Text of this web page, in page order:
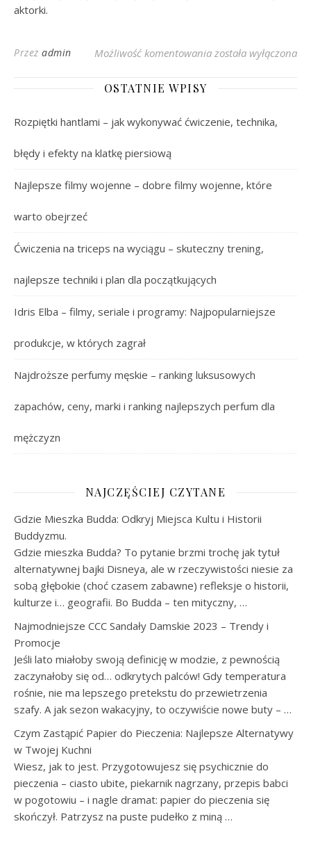
aktorki.
Przez admin Możliwość komentowania Marta Konarska:
została wyłączona
OSTATNIE WPISY
Rozpiętki hantlami – jak wykonywać ćwiczenie, technika,
błędy i efekty na klatkę piersiową
Najlepsze filmy wojenne – dobre filmy wojenne, które
warto obejrzeć
Ćwiczenia na triceps na wyciągu – skuteczny trening,
najlepsze techniki i plan dla początkujących
Idris Elba – filmy, seriale i programy: Najpopularniejsze
produkcje, w których zagrał
Najdroższe perfumy męskie – ranking luksusowych
zapachów, ceny, marki i ranking najlepszych perfum dla
mężczyzn
NAJCZĘŚCIEJ CZYTANE
Gdzie Mieszka Budda: Odkryj Miejsca Kultu i Historii
Buddyzmu.
Gdzie mieszka Budda? To pytanie brzmi trochę jak tytuł
alternatywnej bajki Disneya, ale w rzeczywistości niesie za
sobą głębokie (choć czasem zabawne) refleksje o historii,
kulturze i… geografii. Bo Budda – ten mityczny, …
Najmodniejsze CCC Sandały Damskie 2023 – Trendy i
Promocje
Jeśli lato miałoby swoją definicję w modzie, z pewnością
zaczynałoby się od… odkrytych palców! Gdy temperatura
rośnie, nie ma lepszego pretekstu do przewietrzenia
szafy. A jak sezon wakacyjny, to oczywiście nowe buty – …
Czym Zastąpić Papier do Pieczenia: Najlepsze Alternatywy
w Twojej Kuchni
Wiesz, jak to jest. Przygotowujesz się psychicznie do
pieczenia – ciasto ubite, piekarnik nagrzany, przepis babci
w pogotowiu – i nagle dramat: papier do pieczenia się
skończył. Patrzysz na puste pudełko z miną …